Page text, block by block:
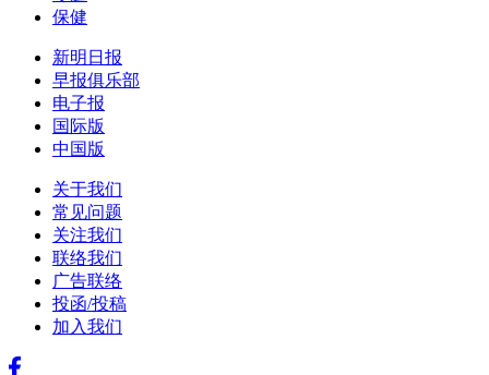
保健
新明日报
早报俱乐部
电子报
国际版
中国版
关于我们
常见问题
关注我们
联络我们
广告联络
投函/投稿
加入我们